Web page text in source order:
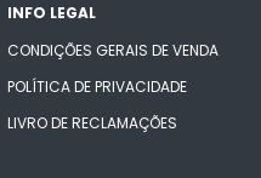
INFO LEGAL
CONDIÇÕES GERAIS DE VENDA
POLÍTICA DE PRIVACIDADE
LIVRO DE RECLAMAÇÕES